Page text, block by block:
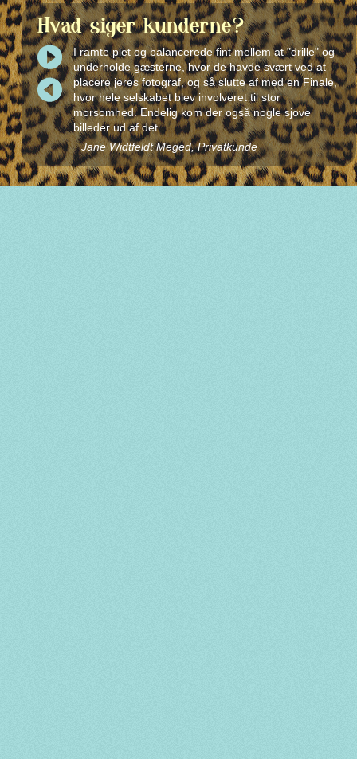
Hvad siger kunderne?
det blev
Flere
vi ikke
I ramte plet og balancerede fint mellem at "drille" og
underholde gæsterne, hvor de havde svært ved at
placere jeres fotograf, og så slutte af med en Finale,
hvor hele selskabet blev involveret til stor
morsomhed. Endelig kom der også nogle sjove
billeder ud af det
Jane Widtfeldt Meged, Privatkunde